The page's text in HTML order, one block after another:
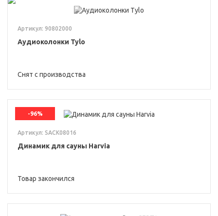
Артикул: 90802000
Аудиоколонки Tylo
Снят с производства
-96%
Артикул: SACK08016
Динамик для сауны Harvia
Товар закончился